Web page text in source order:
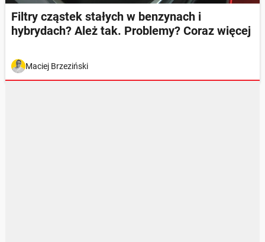
Filtry cząstek stałych w benzynach i
hybrydach? Ależ tak. Problemy? Coraz więcej
Maciej Brzeziński